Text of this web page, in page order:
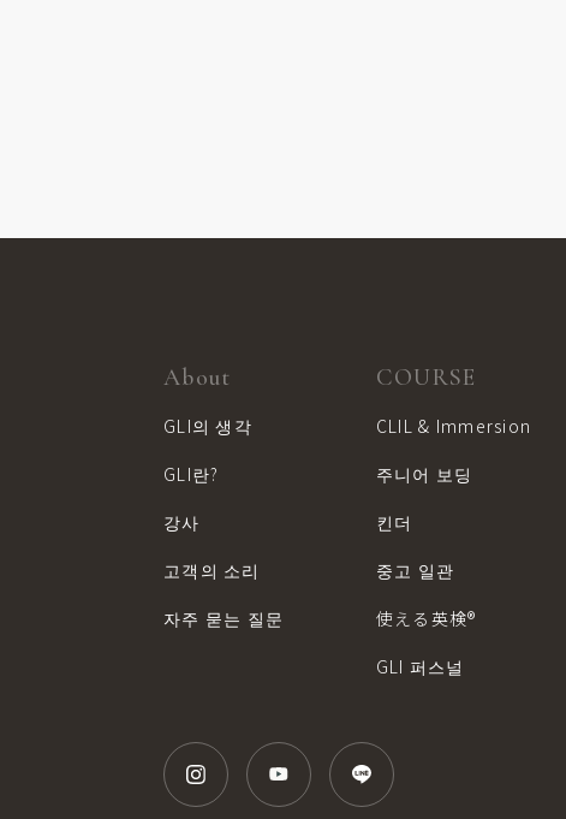
About
GLI의 생각
GLI란?
강사
고객의 소리
자주 묻는 질문
COURSE
CLIL & Immersion
주니어 보딩
킨더
중고 일관
使える英検®︎
GLI 퍼스널